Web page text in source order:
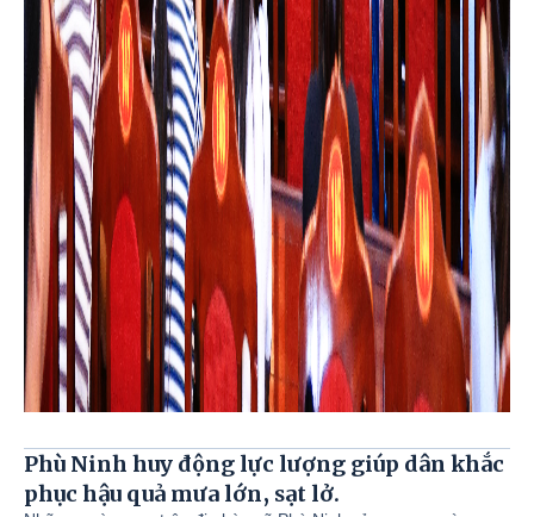
Phù Ninh huy động lực lượng giúp dân khắc
phục hậu quả mưa lớn, sạt lở.